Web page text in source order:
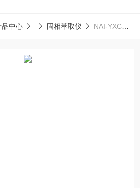
品中心 固相萃取仪 NAI-YXCQY-12A圆盘固相萃取装置